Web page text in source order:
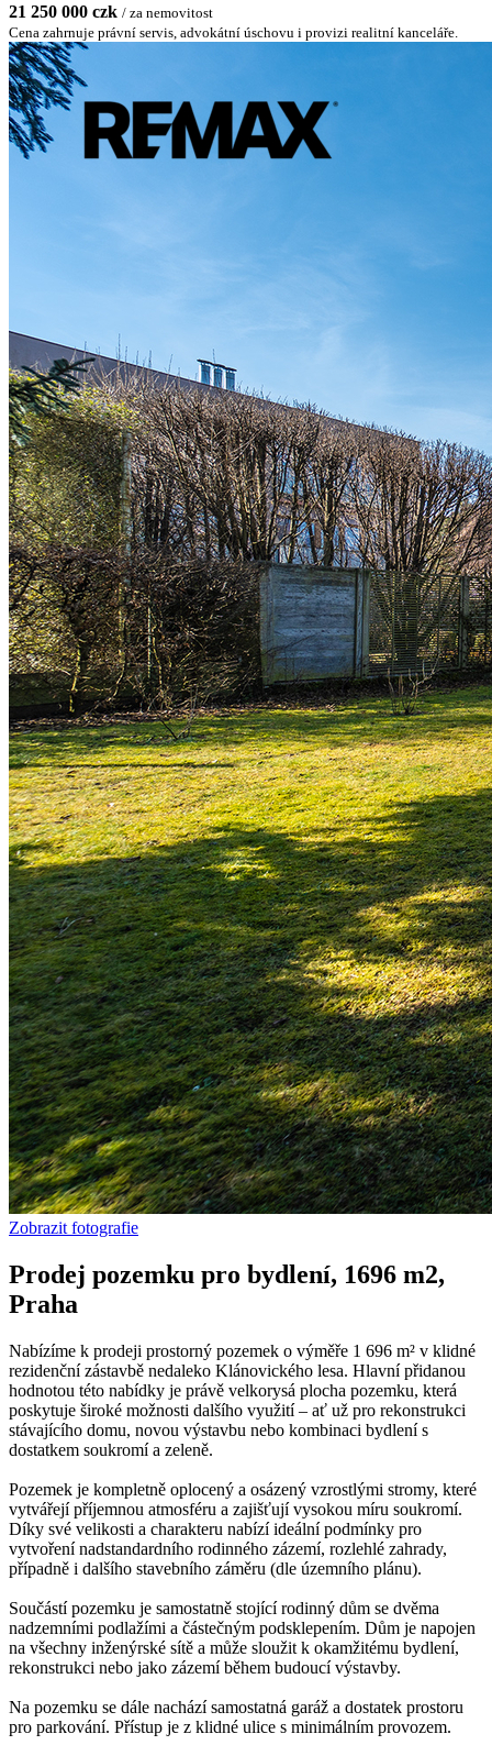
21 250 000 czk / za nemovitost
Cena zahrnuje právní servis, advokátní úschovu i provizi realitní kanceláře.
Zobrazit fotografie
Prodej pozemku pro bydlení, 1696 m2,
Praha
Nabízíme k prodeji prostorný pozemek o výměře 1 696 m² v klidné
rezidenční zástavbě nedaleko Klánovického lesa. Hlavní přidanou
hodnotou této nabídky je právě velkorysá plocha pozemku, která
poskytuje široké možnosti dalšího využití – ať už pro rekonstrukci
stávajícího domu, novou výstavbu nebo kombinaci bydlení s
dostatkem soukromí a zeleně.
Pozemek je kompletně oplocený a osázený vzrostlými stromy, které
vytvářejí příjemnou atmosféru a zajišťují vysokou míru soukromí.
Díky své velikosti a charakteru nabízí ideální podmínky pro
vytvoření nadstandardního rodinného zázemí, rozlehlé zahrady,
případně i dalšího stavebního záměru (dle územního plánu).
Součástí pozemku je samostatně stojící rodinný dům se dvěma
nadzemními podlažími a částečným podsklepením. Dům je napojen
na všechny inženýrské sítě a může sloužit k okamžitému bydlení,
rekonstrukci nebo jako zázemí během budoucí výstavby.
Na pozemku se dále nachází samostatná garáž a dostatek prostoru
pro parkování. Přístup je z klidné ulice s minimálním provozem.